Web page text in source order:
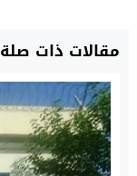
مقالات ذات صلة